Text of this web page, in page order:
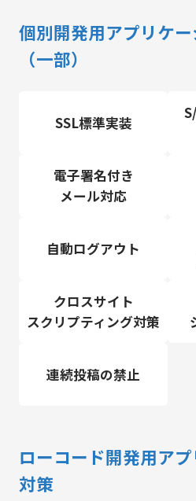
個別開発用アプリケ
（一部）
SSL標準実装
電子署名付き
メール対応
自動ログアウト
クロスサイト
スクリプティング対策
連続投稿の禁止
ローコード開発用ア
対策